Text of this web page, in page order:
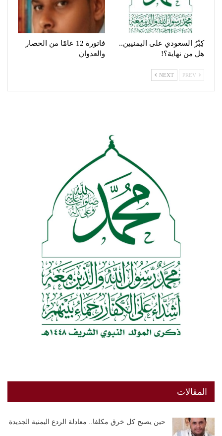
كِبْرُ السعودي على اليمنيين..
هل من نهاية؟!
فاتورة 12 عامًا من الحصار
والعدوان
NEXT
المقالات
حين يصبح كل خرق مكلفا.. معادلة الردع اليمنية الجديدة